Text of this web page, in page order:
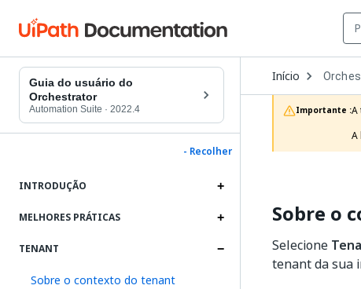
Guia do usuário do
Orchestrator
Automation Suite · 2022.4
- Recolher
INTRODUÇÃO
MELHORES PRÁTICAS
TENANT
Sobre o contexto do tenant
Início Open
to
choose
product
Importante :A
A
Sobre o
Selecione
tenant da sua